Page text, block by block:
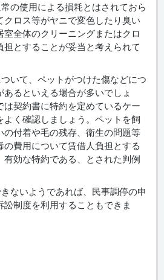
の使用による損耗とはされておら
ロス等がヤニで変色したり臭い
室全体のクリーニングまたはクロ
担とすることが妥当と考えられて
いて、ペットがつけた傷などにつ
るといえる場合が多いでしょ
は契約書に特約を定めているケー
よく確認しましょう。ペットを飼
の付着や毛の残存、衛生の問題等
の費用について賃借人負担とする
有効な特約である、とされた判例
ないようであれば、民事調停の申
制度を利用することもできま